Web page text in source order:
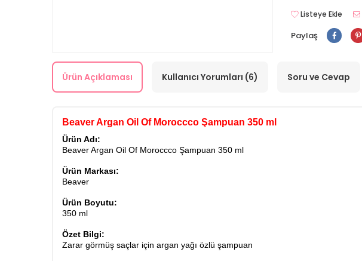
Listeye Ekle
Paylaş
Ürün Açıklaması Kullanıcı Yorumları (6) Soru ve Cevap
Beaver Argan Oil Of Moroccco Şampuan 350 ml
Ürün Adı:
Beaver Argan Oil Of Moroccco Şampuan 350 ml
Ürün Markası:
Beaver
Ürün Boyutu:
350 ml
Özet Bilgi:
Zarar görmüş saçlar için argan yağı özlü şampuan